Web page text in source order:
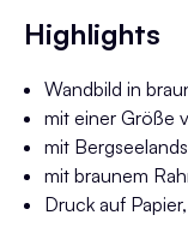
Highlights
Wandbild in
mit einer Größe
mit
mit braunem
Druck auf